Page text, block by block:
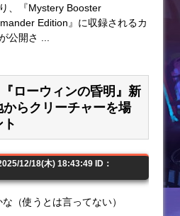
、『Mystery Booster
Edition』に収録されるカ
公開さ ...
ローウィンの昏明』新
らクリーチャーを場
12/18(木) 18:43:49 ID：
（使うとは言ってない）